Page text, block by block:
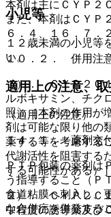
小児等
１２歳未満の小児等
い。
適用上の注意、
（適用上の注意）
１４．１． 薬剤交
ＰＴＰ包装の薬剤は
う指導すること（Ｐ
食道粘膜へ刺入し、
な合併症を併発する
本剤は主にＣＹＰ２
また、本剤はＣＹＰ
６．４、１６．７．
１０．２． 併用注
１）． ＣＹＰ２Ｃ
ルボキサミン、チク
照〕［本剤の作用が
剤は可能な限り他の
薬する等を考慮する
代謝活性を阻害する
する可能性がある）
２）． ＣＹＰ２Ｃ
中程度の誘導薬及び